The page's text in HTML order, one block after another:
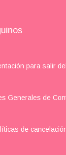
para salir
Generales de
de